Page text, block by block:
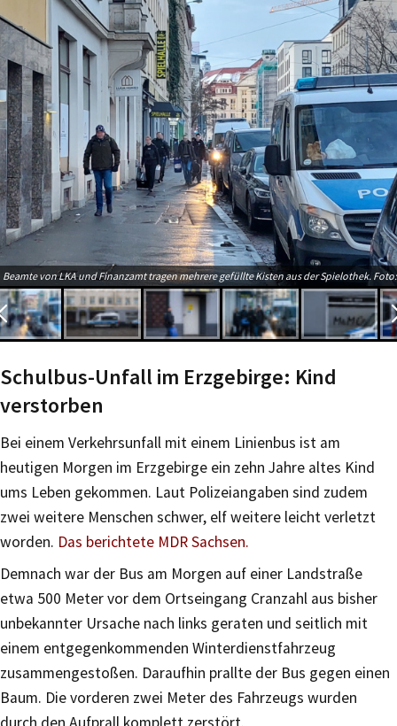
Beamte von LKA und Finanzamt tragen mehrere gefüllte Kisten aus der Spielothek.
Schulbus-Unfall im Erzgebirge: Kind
verstorben
Bei einem Verkehrsunfall mit einem Linienbus ist am
heutigen Morgen im Erzgebirge ein zehn Jahre altes Kind
ums Leben gekommen. Laut Polizeiangaben sind zudem
zwei weitere Menschen schwer, elf weitere leicht verletzt
worden. Das berichtete MDR Sachsen.
Demnach war der Bus am Morgen auf einer Landstraße
etwa 500 Meter vor dem Ortseingang Cranzahl aus bisher
unbekannter Ursache nach links geraten und seitlich mit
einem entgegenkommenden Winterdienstfahrzeug
zusammengestoßen. Daraufhin prallte der Bus gegen einen
Baum. Die vorderen zwei Meter des Fahrzeugs wurden